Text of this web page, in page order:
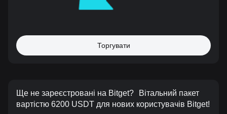
Торгувати
Ще не зареєстровані на Bitget?
Вітальний пакет
вартістю 6200 USDT для нових користувачів Bitget!